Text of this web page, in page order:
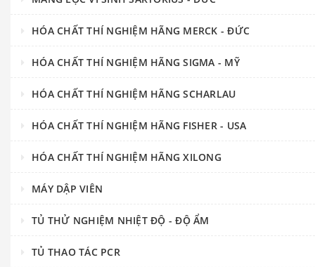
HÓA CHẤT THÍ NGHIỆM HÃNG MERCK - ĐỨC
HÓA CHẤT THÍ NGHIỆM HÃNG SIGMA - MỸ
HÓA CHẤT THÍ NGHIỆM HÃNG SCHARLAU
HÓA CHẤT THÍ NGHIỆM HÃNG FISHER - USA
HÓA CHẤT THÍ NGHIỆM HÃNG XILONG
MÁY DẬP VIÊN
TỦ THỬ NGHIỆM NHIỆT ĐỘ - ĐỘ ẨM
TỦ THAO TÁC PCR